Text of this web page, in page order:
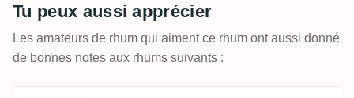
Tu peux aussi apprécier
Les amateurs de rhum qui aiment ce rhum ont aussi donné
de bonnes notes aux rhums suivants :